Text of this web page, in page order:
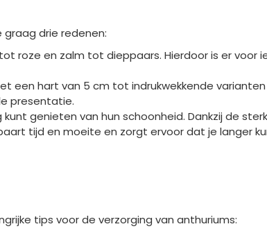
graag drie redenen:
roze en zalm tot dieppaars. Hierdoor is er voor
een hart van 5 cm tot indrukwekkende
presentatie.
genieten van hun schoonheid. Dankzij de
tijd en moeite en zorgt ervoor dat je langer
tips voor de verzorging van anthuriums: